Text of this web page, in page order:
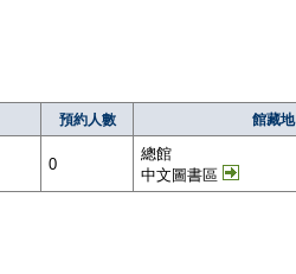
預約人數 館藏地
0
總館
中文圖書區